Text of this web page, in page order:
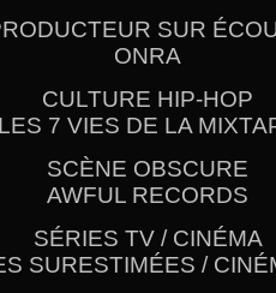
SUR
ONRA
CULTURE HIP-HOP
LES 7 VIES DE LA
SCÈNE OBSCURE
AWFUL RECORDS
SÉRIES TV / CINÉMA
SURESTIMÉES /